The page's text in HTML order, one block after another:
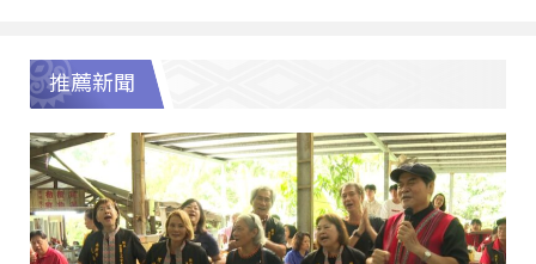
推薦新聞